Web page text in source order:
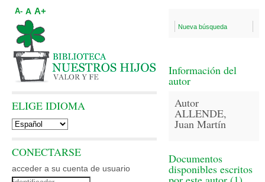
Nueva búsqueda
Información del
autor
Autor
ALLENDE,
Juan Martín
Documentos
disponibles escritos
A- A A+
ELIGE IDIOMA
CONECTARSE
acceder a su cuenta de usuario